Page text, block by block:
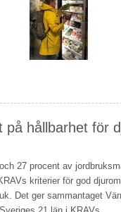
på hållbarhet för
27 procent av
kriterier för god
Det ger sammantaget